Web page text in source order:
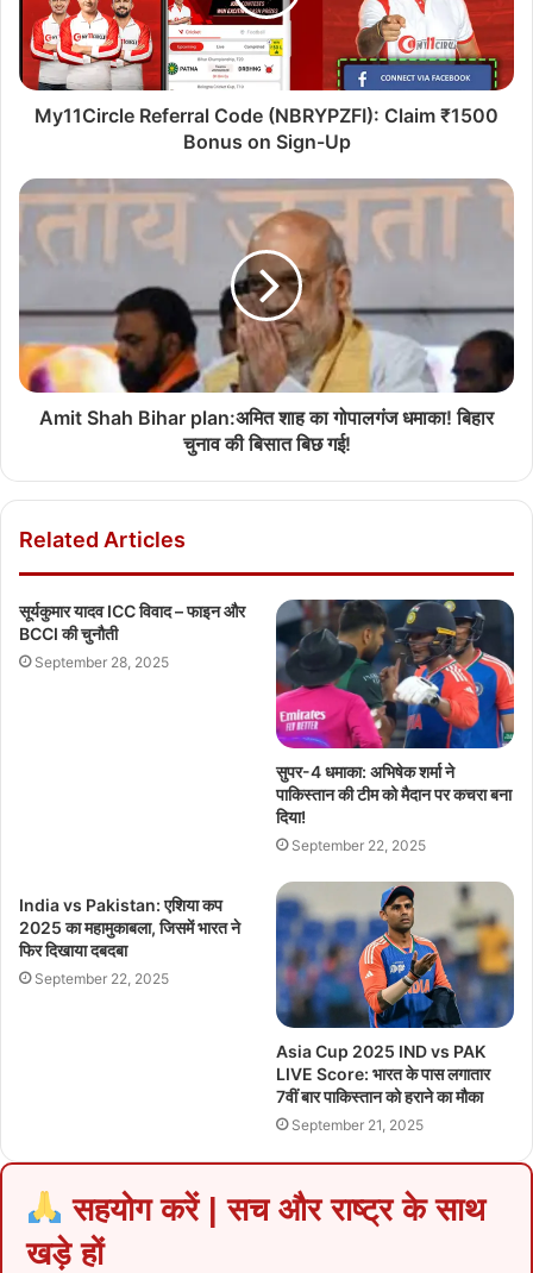
My11Circle Referral Code (NBRYPZFI): Claim ₹1500
Bonus on Sign-Up
Amit Shah Bihar plan:अमित शाह का गोपालगंज धमाका! बिहार
चुनाव की बिसात बिछ गई!
Related Articles
सूर्यकुमार यादव ICC विवाद – फाइन और
BCCI की चुनौती
September 28, 2025
सुपर-4 धमाका: अभिषेक शर्मा ने
पाकिस्तान की टीम को मैदान पर कचरा बना
दिया!
September 22, 2025
India vs Pakistan: एशिया कप
2025 का महामुकाबला, जिसमें भारत ने
फिर दिखाया दबदबा
September 22, 2025
Asia Cup 2025 IND vs PAK
LIVE Score: भारत के पास लगातार
7वीं बार पाकिस्तान को हराने का मौका
September 21, 2025
सहयोग करें | सच और राष्ट्र के साथ
खड़े हों